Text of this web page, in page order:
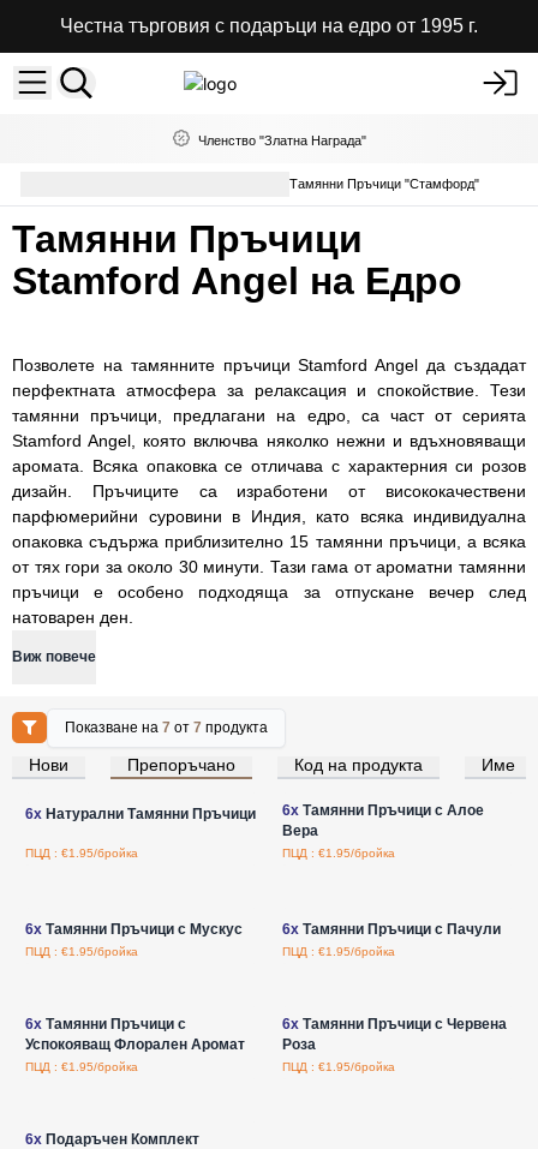
Честна търговия с подаръци на едро от 1995 г.
Членство "Златна Награда"
Тамянни Пръчици "Стамфорд"
Тамянни Пръчици
Stamford Angel на Едро
Позволете на тамянните пръчици Stamford Angel да създадат
перфектната атмосфера за релаксация и спокойствие. Тези
тамянни пръчици, предлагани на едро, са част от серията
Stamford Angel, която включва няколко нежни и вдъхновяващи
аромата. Всяка опаковка се отличава с характерния си розов
дизайн. Пръчиците са изработени от висококачествени
парфюмерийни суровини в Индия, като всяка индивидуална
опаковка съдържа приблизително 15 тамянни пръчици, а всяка
от тях гори за около 30 минути. Тази гама от ароматни тамянни
пръчици е особено подходяща за отпускане вечер след
натоварен ден.
Виж повече
Показване на7 от7 продукта
Нови Препоръчано Код на продукта Име
Влезте за цени на едро
6xНатурални Тамянни Пръчици
ПЦД : €1.95/бройка
Влезте за цени на едро
6xТамянни Пръчици с Алое
Вера
ПЦД : €1.95/бройка
6xТамянни Пръчици с Мускус
ПЦД : €1.95/бройка
6xТамянни Пръчици с Пачули
ПЦД : €1.95/бройка
6xТамянни Пръчици с
Успокояващ Флорален Аромат
ПЦД : €1.95/бройка
6xТамянни Пръчици с Червена
Роза
ПЦД : €1.95/бройка
6xПодаръчен Комплект